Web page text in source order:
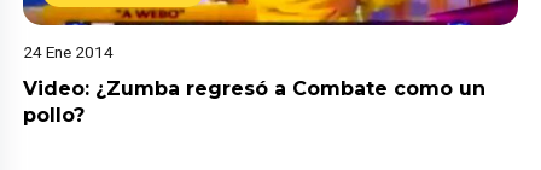
24 Ene 2014
Video: ¿Zumba regresó a Combate como un
pollo?